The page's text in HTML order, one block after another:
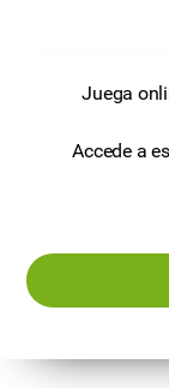
Juega
Accede a